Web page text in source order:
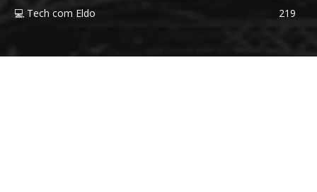
💻 Tech com Eldo
219